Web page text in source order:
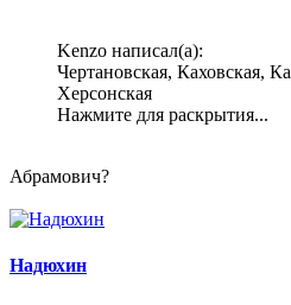
Kenzo написал(а):
Чертановская, Каховская,
Херсонская
Нажмите для раскрытия...
Абрамович?
Надюхин